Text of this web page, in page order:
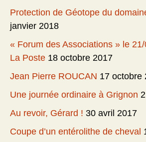
Protection de Géotope du
janvier 2018
« Forum des Associations » le
La Poste 18 octobre 2017
Jean Pierre ROUCAN 17 octobre
Une journée ordinaire à Grignon
Au revoir, Gérard ! 30 avril 2017
Coupe d’un entérolithe de cheval